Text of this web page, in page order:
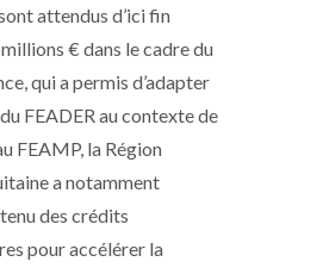
attendus d’ici fin
€ dans le cadre du
qui a permis d’adapter
FEADER au contexte de
FEAMP, la Région
a notamment
des crédits
pour accélérer la